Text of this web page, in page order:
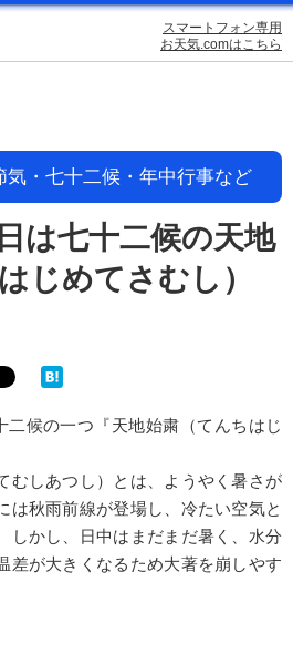
スマートフォン専用
お天気.comはこちら
気・七十二候・年中行事など
は七十二候の天地
じめてさむし）
二候の一つ『天地始粛（てんちはじ
むしあつし）とは、ようやく暑さが
は秋雨前線が登場し、冷たい空気と
しかし、日中はまだまだ暑く、水分
差が大きくなるため大著を崩しやす